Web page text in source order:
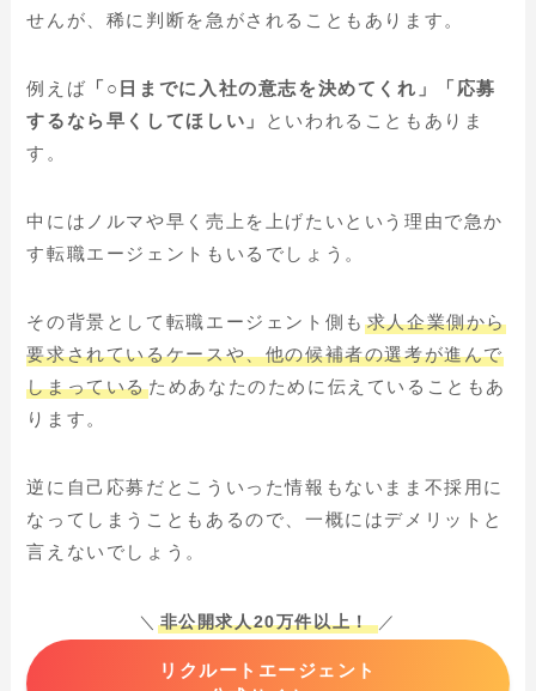
せんが、稀に判断を急がされることもあります。
例えば 「○日までに入社の意志を決めてくれ」「応募
するなら早くしてほしい」
といわれることもありま
す。
中にはノルマや早く売上を上げたいという理由で急か
す転職エージェントもいるでしょう。
その背景として転職エージェント側も 求人企業側から
要求されているケースや、他の候補者の選考が進んで
しまっているためあなたのために伝えていることもあ
ります。
逆に自己応募だとこういった情報もないまま不採用に
なってしまうこともあるので、一概にはデメリットと
言えないでしょう。
＼ 非公開求人20万件以上！ ／
リクルートエージェント